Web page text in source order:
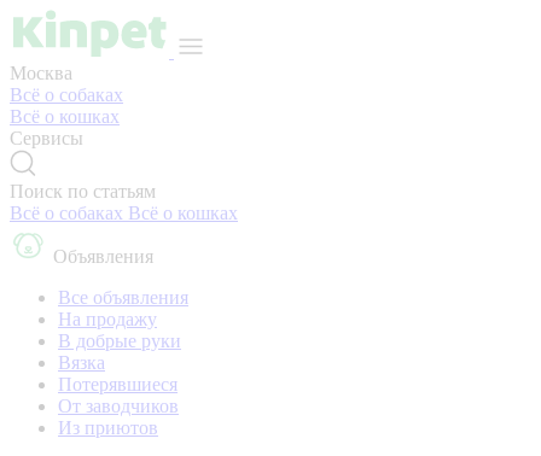
Москва
Всё о собаках
Всё о кошках
Сервисы
Поиск по статьям
Всё о собаках Всё о кошках
Объявления
Все объявления
На продажу
В добрые руки
Вязка
Потерявшиеся
От заводчиков
Из приютов